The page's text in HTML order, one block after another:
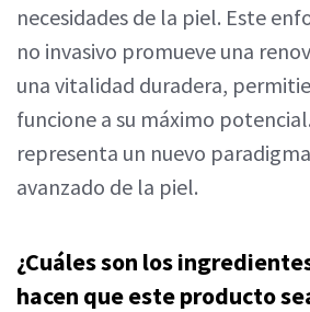
necesidades de la piel. Este
no invasivo promueve una
una vitalidad duradera,
funcione a su máximo
representa un nuevo
avanzado de la piel.
¿Cuáles son los
hacen que este producto